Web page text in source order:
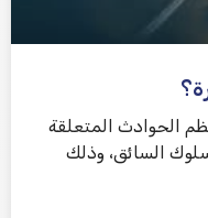
الحوادث المتعلقة
سلوك السائق، وذلك